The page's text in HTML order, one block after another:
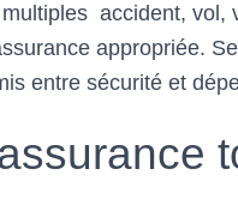
accident, vol,
appropriée.
entre sécurité et